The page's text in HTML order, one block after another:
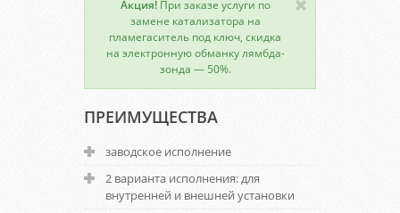
Акция! При заказе услуги по
замене катализатора на
пламегаситель под ключ, скидка
на электронную обманку лямбда-
зонда — 50%.
ПРЕИМУЩЕСТВА
заводское исполнение
2 варианта исполнения: для
внутренней и внешней установки